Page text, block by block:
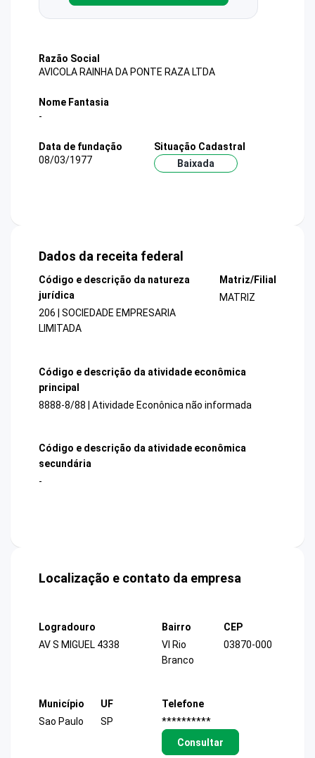
Razão Social
AVICOLA RAINHA DA PONTE RAZA LTDA
Nome Fantasia
-
Data de fundação
08/03/1977
Situação Cadastral
Baixada
Dados da receita federal
Código e descrição da natureza
jurídica
206 | SOCIEDADE EMPRESARIA
LIMITADA
Matriz/Filial
MATRIZ
Código e descrição da atividade econômica
principal
8888-8/88 | Atividade Econônica não informada
Código e descrição da atividade econômica
secundária
-
Localização e contato da empresa
Logradouro
AV S MIGUEL 4338
Bairro
Vl Rio
Branco
CEP
03870-000
Município
Sao Paulo
UF
SP
Telefone
**********
Consultar